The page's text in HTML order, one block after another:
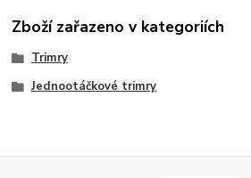
Zboží zařazeno v kategoriích
Trimry
Jednootáčkové trimry